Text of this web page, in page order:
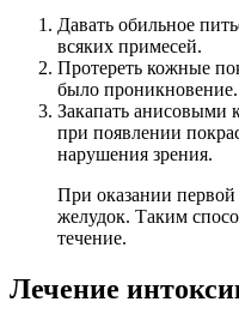
Давать обильное
всяких примесей.
Протереть кожные
было проникновение.
Закапать анисовыми
при появлении
нарушения зрения.
При оказании
желудок. Таким
течение.
Лечение